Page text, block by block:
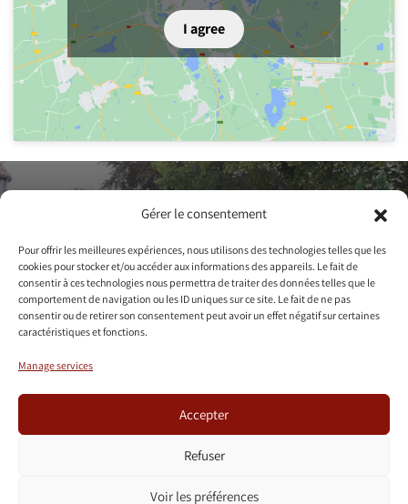
Gérer le consentement
Pour offrir les meilleures expériences, nous utilisons des technologies telles que les
cookies pour stocker et/ou accéder aux informations des appareils. Le fait de
consentir à ces technologies nous permettra de traiter des données telles que le
comportement de navigation ou les ID uniques sur ce site. Le fait de ne pas
consentir ou de retirer son consentement peut avoir un effet négatif sur certaines
caractéristiques et fonctions.
Manage services
Accepter
Refuser
Voir les préférences
I agree
arrange a visit
Contact us
+32 475/36.60.09